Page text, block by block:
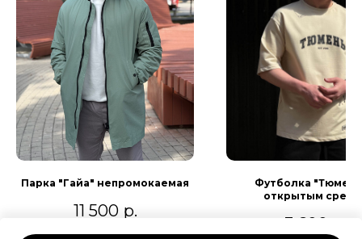
Парка "Гайа" непромокаемая
11 500 р.
Футболка
открытым
3 600